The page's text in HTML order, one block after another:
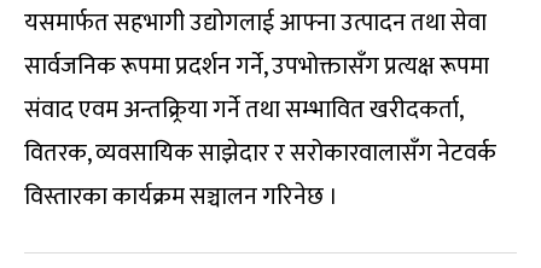
यसमार्फत सहभागी उद्योगलाई आफ्ना उत्पादन तथा सेवा
सार्वजनिक रूपमा प्रदर्शन गर्ने, उपभोक्तासँग प्रत्यक्ष रूपमा
संवाद एवम अन्तक्र्रिया गर्ने तथा सम्भावित खरीदकर्ता,
वितरक, व्यवसायिक साझेदार र सरोकारवालासँग नेटवर्क
विस्तारका कार्यक्रम सञ्चालन गरिनेछ ।